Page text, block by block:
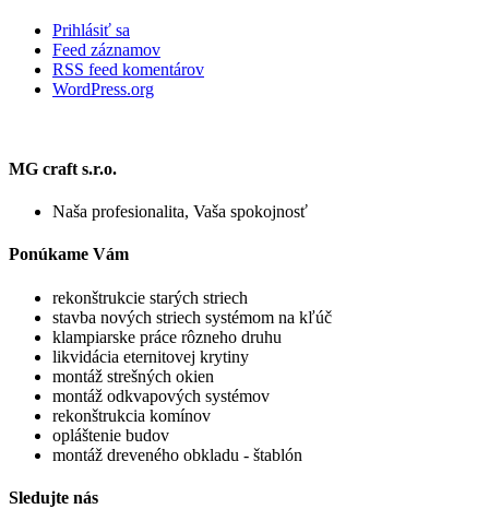
Prihlásiť sa
Feed záznamov
RSS feed komentárov
WordPress.org
MG craft s.r.o.
Naša profesionalita, Vaša spokojnosť
Ponúkame Vám
rekonštrukcie starých striech
stavba nových striech systémom na kľúč
klampiarske práce rôzneho druhu
likvidácia eternitovej krytiny
montáž strešných okien
montáž odkvapových systémov
rekonštrukcia komínov
opláštenie budov
montáž dreveného obkladu - štablón
Sledujte nás